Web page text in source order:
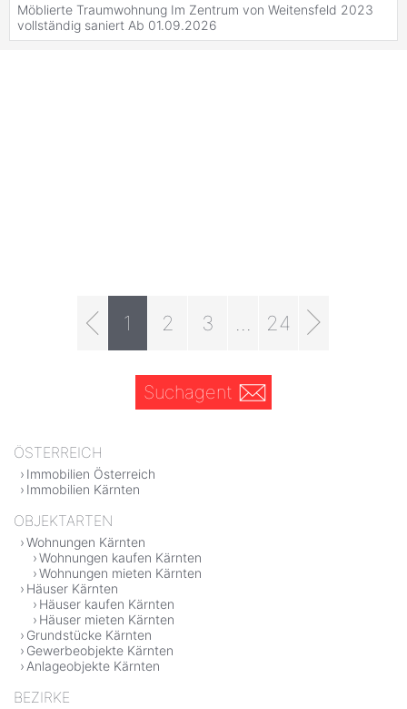
Möblierte Traumwohnung Im Zentrum von Weitensfeld 2023
vollständig saniert Ab 01.09.2026
1 2 3 24
Suchagent
ÖSTERREICH
Immobilien Österreich
Immobilien Kärnten
OBJEKTARTEN
Wohnungen Kärnten
Wohnungen kaufen Kärnten
Wohnungen mieten Kärnten
Häuser Kärnten
Häuser kaufen Kärnten
Häuser mieten Kärnten
Grundstücke Kärnten
Gewerbeobjekte Kärnten
Anlageobjekte Kärnten
BEZIRKE